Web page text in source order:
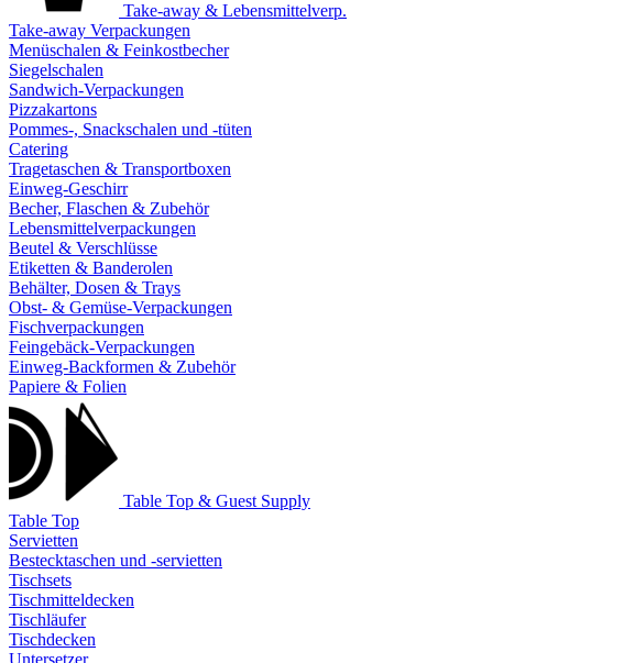
Take-away & Lebensmittelverp.
Take-away Verpackungen
Menüschalen & Feinkostbecher
Siegelschalen
Sandwich-Verpackungen
Pizzakartons
Pommes-, Snackschalen und -tüten
Catering
Tragetaschen & Transportboxen
Einweg-Geschirr
Becher, Flaschen & Zubehör
Lebensmittelverpackungen
Beutel & Verschlüsse
Etiketten & Banderolen
Behälter, Dosen & Trays
Obst- & Gemüse-Verpackungen
Fischverpackungen
Feingebäck-Verpackungen
Einweg-Backformen & Zubehör
Papiere & Folien
Table Top & Guest Supply
Table Top
Servietten
Bestecktaschen und -servietten
Tischsets
Tischmitteldecken
Tischläufer
Tischdecken